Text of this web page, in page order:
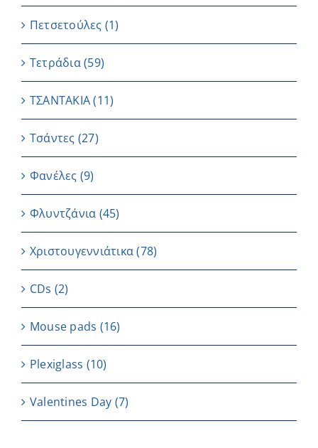
Πετσετούλες (1)
Τετράδια(59)
ΤΣΑΝΤΑΚΙΑ (11)
Τσάντες (27)
Φανέλες (9)
Φλυντζάνια (45)
Χριστουγεννιάτικα(78)
CDs (2)
Μouse pads (16)
Plexiglass (10)
Valentines Day (7)